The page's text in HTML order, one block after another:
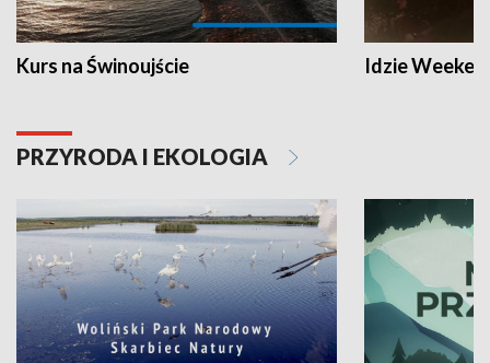
Kurs na Świnoujście Idzie
PRZYRODA I EKOLOGIA